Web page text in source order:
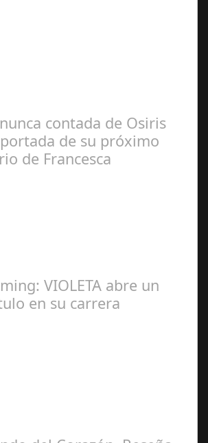
contada de Osiris
de su próximo
de Francesca
VIOLETA abre un
en su carrera